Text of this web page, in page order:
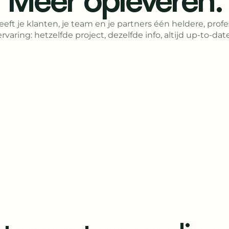
je klanten, je team en je partners één heldere,
hetzelfde project, dezelfde info, altijd up-to-